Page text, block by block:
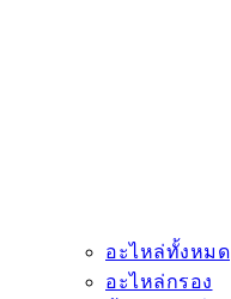
อะไหล่ทั้งหมด
อะไหล่กรอง